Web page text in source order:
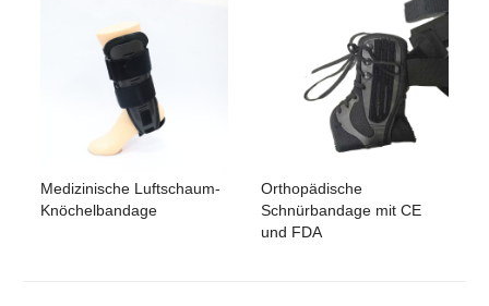
Medizinische Luftschaum-
Knöchelbandage
Orthopädische
Schnürbandage mit CE
und FDA